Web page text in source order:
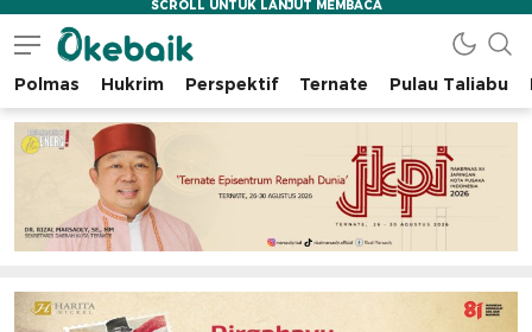
Okebaik.id
Baiknya Dibaca
Polmas Hukrim Perspektif Ternate Pulau Taliabu